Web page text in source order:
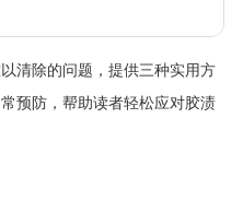
清除的问题，提供三种实用方
预防，帮助读者轻松应对胶渍